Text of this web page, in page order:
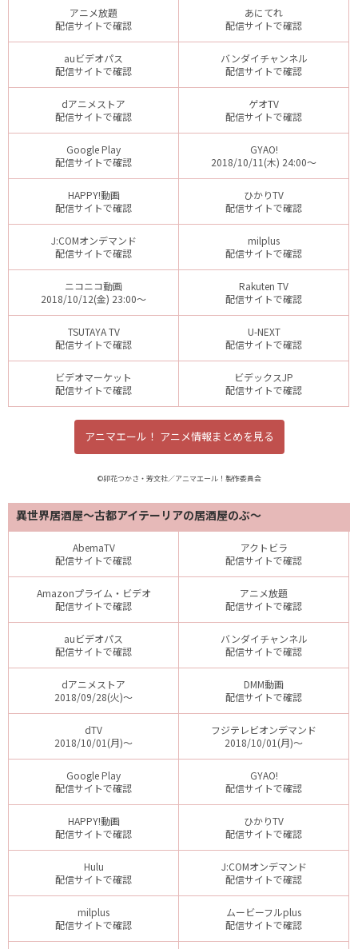
アニメ放題
配信サイトで確認
あにてれ
配信サイトで確認
auビデオパス
配信サイトで確認
バンダイチャンネル
配信サイトで確認
dアニメストア
配信サイトで確認
ゲオTV
配信サイトで確認
Google Play
配信サイトで確認
GYAO!
2018/10/11(木) 24:00～
HAPPY!動画
配信サイトで確認
ひかりTV
配信サイトで確認
J:COMオンデマンド
配信サイトで確認
milplus
配信サイトで確認
ニコニコ動画
2018/10/12(金) 23:00～
Rakuten TV
配信サイトで確認
TSUTAYA TV
配信サイトで確認
U-NEXT
配信サイトで確認
ビデオマーケット
配信サイトで確認
ビデックスJP
配信サイトで確認
アニマエール！ アニメ情報まとめを見る
©卯花つかさ・芳文社／アニマエール！製作委員会
異世界居酒屋～古都アイテーリアの居酒屋のぶ～
AbemaTV
配信サイトで確認
アクトビラ
配信サイトで確認
Amazonプライム・ビデオ
配信サイトで確認
アニメ放題
配信サイトで確認
auビデオパス
配信サイトで確認
バンダイチャンネル
配信サイトで確認
dアニメストア
2018/09/28(火)～
DMM動画
配信サイトで確認
dTV
2018/10/01(月)～
フジテレビオンデマンド
2018/10/01(月)～
Google Play
配信サイトで確認
GYAO!
配信サイトで確認
HAPPY!動画
配信サイトで確認
ひかりTV
配信サイトで確認
Hulu
配信サイトで確認
J:COMオンデマンド
配信サイトで確認
milplus
配信サイトで確認
ムービーフルplus
配信サイトで確認